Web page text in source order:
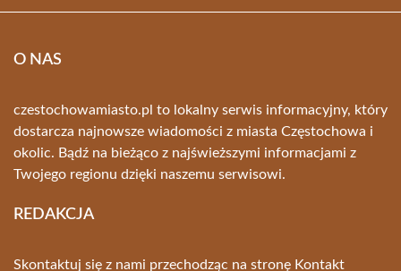
O NAS
czestochowamiasto.pl to lokalny serwis informacyjny, który
dostarcza najnowsze wiadomości z miasta Częstochowa i
okolic. Bądź na bieżąco z najświeższymi informacjami z
Twojego regionu dzięki naszemu serwisowi.
REDAKCJA
Skontaktuj się z nami przechodząc na stronę Kontakt